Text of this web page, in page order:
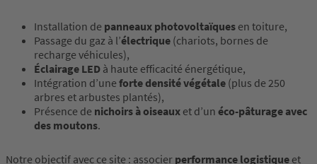
Installation de panneaux photovoltaïques en toiture,
Passage du gaz à l’électrique (chariots, bornes de
recharge véhicules),
Éclairage LED à haute efficacité énergétique,
Intégration d’uneforte densité végétale (plus de 250
arbres et arbustes plantés),
Présence de nichoirs à oiseaux et d’un éco-pâturage avec
des moutons.
Notre objectif avec ce site : associer performance logistique et